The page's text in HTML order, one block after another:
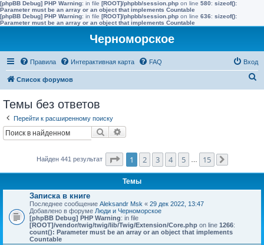
[phpBB Debug] PHP Warning: in file [ROOT]/phpbb/session.php on line 580: sizeof():
Parameter must be an array or an object that implements Countable
[phpBB Debug] PHP Warning: in file [ROOT]/phpbb/session.php on line 636: sizeof():
Parameter must be an array or an object that implements Countable
Черноморское
Правила Интерактивная карта FAQ Вход
Список форумов
Темы без ответов
Перейти к расширенному поиску
Поиск
Найден 441 результат Страница1 из
1 2 3 4 5 15
Темы
Записка в книге
Последнее сообщение Aleksandr Msk « 29 дек 2022, 13:47
Добавлено в форуме Люди и Черноморское
[phpBB Debug] PHP Warning: in file
[ROOT]/vendor/twig/twig/lib/Twig/Extension/Core.php on line 1266:
count(): Parameter must be an array or an object that implements
Countable